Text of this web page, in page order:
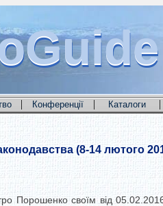
| Конференції | Каталоги |
(8-14 лютого
Порошенко своїм від